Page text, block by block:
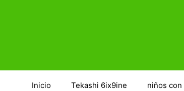
Inicio Tekashi 6ix9ine niños con